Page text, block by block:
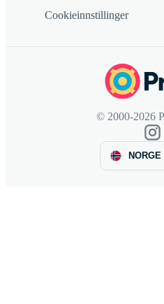
Cookieinnstillinger
© 2000-2026
NORGE